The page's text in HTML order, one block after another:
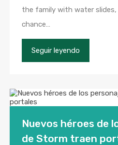
the family with water slides,
chance…
Seguir leyendo
Nuevos héroes de
de Storm traen